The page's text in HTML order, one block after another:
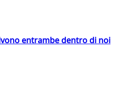
entrambe dentro di noi